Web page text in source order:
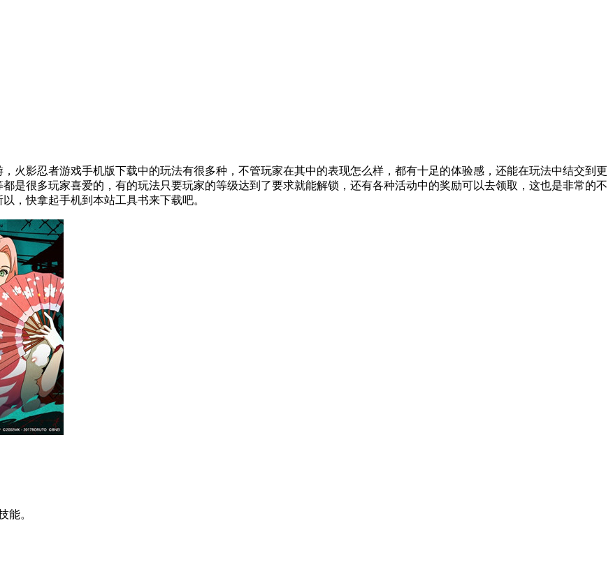
火影忍者游戏手机版下载中的玩法有很多种，不管玩家在其中的表现怎么样，都有十足的体验感，还能在玩法中结交到更
是很多玩家喜爱的，有的玩法只要玩家的等级达到了要求就能解锁，还有各种活动中的奖励可以去领取，这也是非常的不
，快拿起手机到本站工具书来下载吧。
能。